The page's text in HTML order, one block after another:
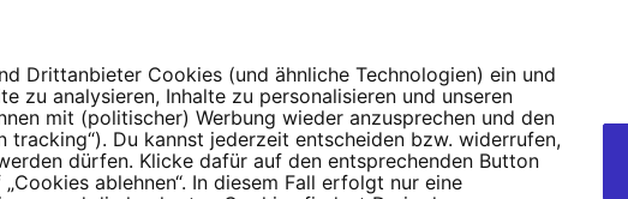
Drittanbieter Cookies (und ähnliche Technologien) ein und
zu analysieren, Inhalte zu personalisieren und unseren
mit (politischer) Werbung wieder anzusprechen und den
Du kannst jederzeit entscheiden bzw. widerrufen,
dürfen. Klicke dafür auf den entsprechenden Button
ablehnen“. In diesem Fall erfolgt nur eine